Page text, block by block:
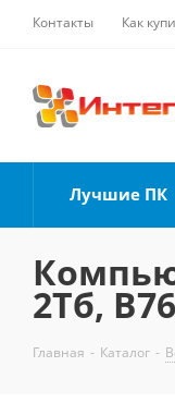
Контакты Как
Лучшие ПК
2Тб,
Главная - Каталог -